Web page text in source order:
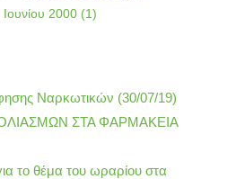
Ιουνίου 2000 (1)
Ναρκωτικών (30/07/19)
ΣΤΑ ΦΑΡΜΑΚΕΙΑ
το θέμα του ωραρίου στα